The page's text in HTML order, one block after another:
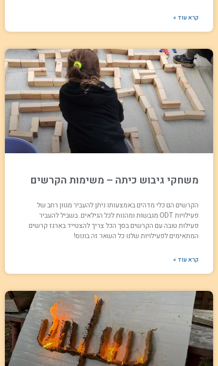
קרא עוד »
משחקי גיבוש כיתה – משימות הקרשים
הקרשים הם כלי מדהים באמצעותו ניתן להעביר מגוון רחב של
פעילויות ODT מגבשות ומהנות לכל הגילאים. בשביל להעביר
פעילות טובה עם הקרשים בסך הכל צריך להצטייד בארגז קרשים
המתאימים לפעילויות שלנו כל השאר זה בונוס!
קרא עוד »